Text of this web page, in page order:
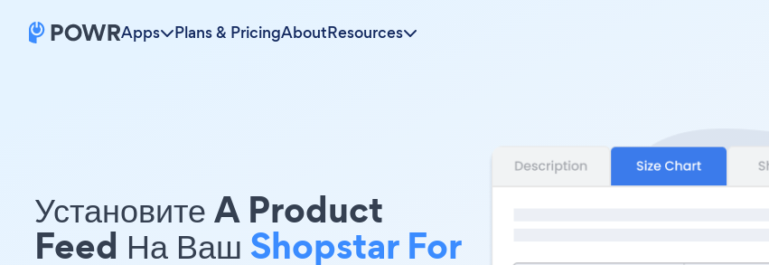
Apps Plans & PricingAboutResources
Установите A Product
Feed На Ваш Shopstar For